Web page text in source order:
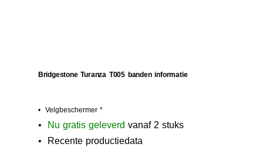
Bridgestone Turanza T005 banden informatie
• Velgbeschermer *
• N u gratis geleverd vanaf 2 stuks
• Recente productiedata